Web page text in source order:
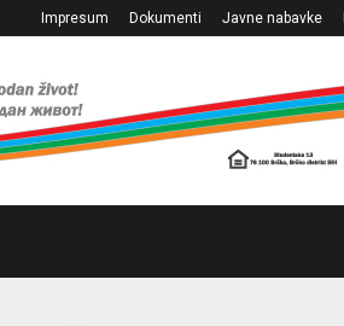
Impresum Dokumenti Javne nabavke